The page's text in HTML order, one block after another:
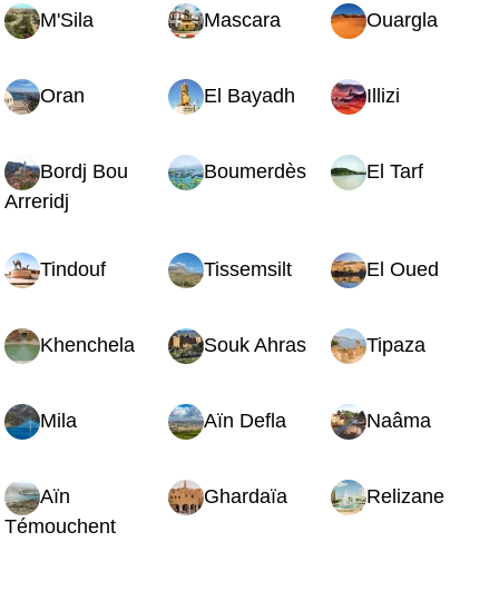
M'Sila Mascara Ouargla
Oran El Bayadh Illizi
Bordj Bou
Arreridj
Boumerdès El Tarf
Tindouf Tissemsilt El Oued
Khenchela Souk Ahras Tipaza
Mila Aïn Defla Naâma
Aïn
Témouchent
Ghardaïa Relizane